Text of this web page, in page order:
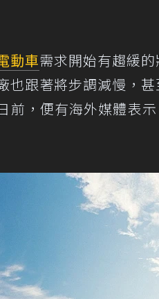
動車需求開始有趨緩
也跟著將步調減慢，
前，便有海外媒體表示